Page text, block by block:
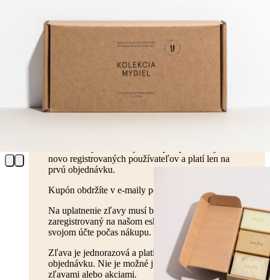
Zľava 10%
pre novo registrovaných
používateľov
novo registrovaných používateľov a platí len na
prvú objednávku.
Kupón obdržíte v e-maily po registrácií.
Na uplatnenie zľavy musí byť používateľ
zaregistrovaný na našom eshope a prihlásený vo
svojom účte počas nákupu.
Zľava je jednorazová a platí len na prvú
objednávku. Nie je možné ju kombinovať s inými
zľavami alebo akciami.